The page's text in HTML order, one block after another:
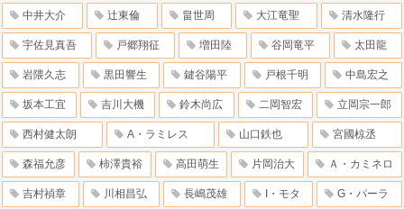
中井大介 辻東倫 畠世周 大江竜聖 清水隆行
宇佐見真吾 戸郷翔征 増田陸 谷岡竜平 太田龍
岩隈久志 黒田響生 鍵谷陽平 戸根千明 中島宏之
坂本工宜 吉川大機 鈴木尚広 二岡智宏 立岡宗一郎
西村健太朗 A・ラミレス 山口鉄也 宮國椋丞
森福允彦 柿澤貴裕 高田萌生 片岡治大 Ａ・カミネロ
吉村禎章 川相昌弘 長嶋茂雄 I・モタ G・パーラ